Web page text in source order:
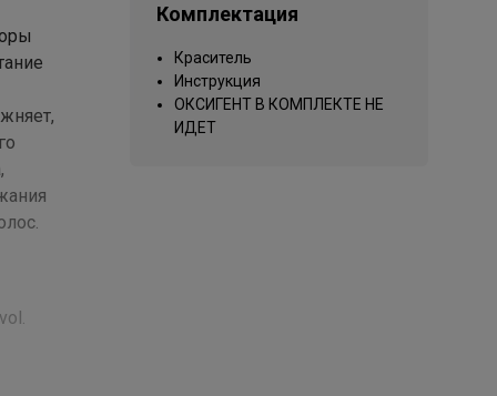
Комплектация
Краситель
Инструкция
ОКСИГЕНТ В КОМПЛЕКТЕ НЕ
ИДЕТ